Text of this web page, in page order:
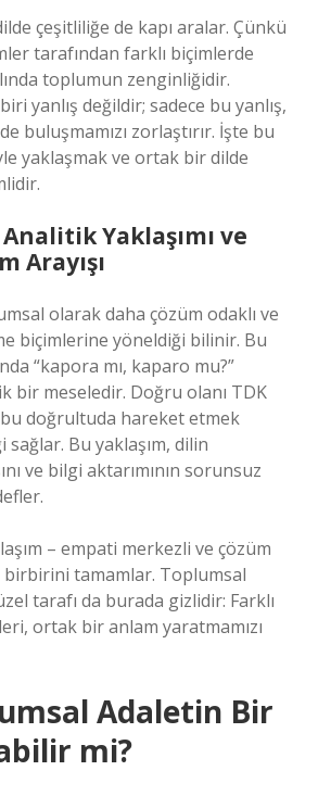
çeşitliliğe de kapı aralar. Çünkü
tarafından farklı biçimlerde
toplumun zenginliğidir.
yanlış değildir; sadece bu yanlış,
buluşmamızı zorlaştırır. İşte bu
yaklaşmak ve ortak bir dilde
Yaklaşımı ve
Arayışı
olarak daha çözüm odaklı ve
biçimlerine yöneldiği bilinir. Bu
“kapora mı, kaparo mu?”
bir meseledir. Doğru olanı TDK
doğrultuda hareket etmek
Bu yaklaşım, dilin
ve bilgi aktarımının sorunsuz
– empati merkezli ve çözüm
birbirini tamamlar. Toplumsal
tarafı da burada gizlidir: Farklı
ortak bir anlam yaratmamızı
Adaletin Bir
mi?